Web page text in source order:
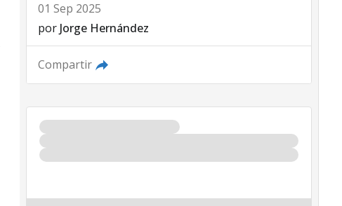
01 Sep 2025
por Jorge Hernández
Compartir